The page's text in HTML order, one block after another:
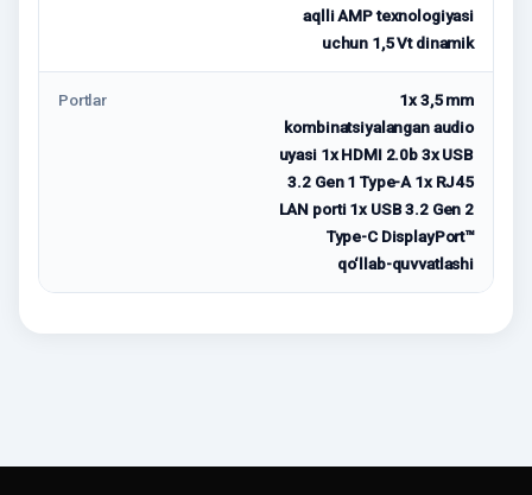
aqlli AMP texnologiyasi
uchun 1,5 Vt dinamik
Portlar
1x 3,5 mm
kombinatsiyalangan audio
uyasi 1x HDMI 2.0b 3x USB
3.2 Gen 1 Type-A 1x RJ45
LAN porti 1x USB 3.2 Gen 2
Type-C DisplayPort™
qo‘llab-quvvatlashi